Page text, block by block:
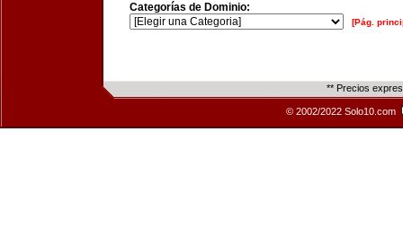
Categorías de Dominio:
[Pág.
** Precios
© 2002/2022 Solo10.com